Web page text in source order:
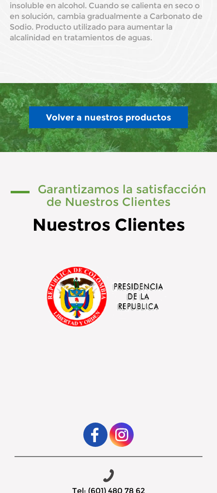
insoluble en alcohol. Cuando se calienta en seco o
en solución, cambia gradualmente a Carbonato de
Sodio. Producto utilizado para aumentar la
alcalinidad en tratamientos de aguas.
Volver a nuestros productos
Garantizamos la satisfacción
de Nuestros Clientes
Nuestros Clientes
Tel: (601) 480 78 62